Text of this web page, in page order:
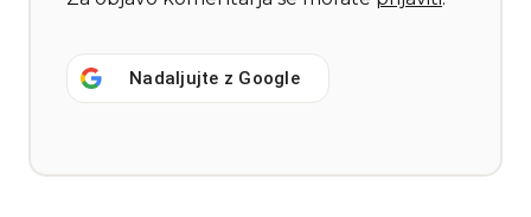
Nadaljujte z Google